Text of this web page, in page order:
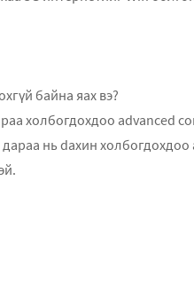
байна яах вэ?
холбогдохдоо advanced
дараа нь dахин